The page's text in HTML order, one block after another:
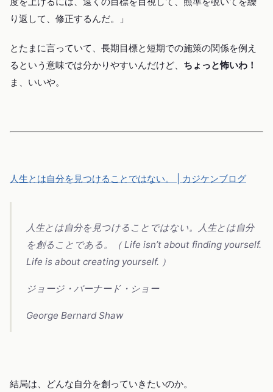
り返して、修正するんだ。」
とたまに言っていて、長期目標と短期での施策の関係を例え
るという意味では分かりやすいんだけど、 ちょっと怖いわ！
ま、いいや。
人生とは自分を見つけることではない。 | カジケンブログ
人生とは自分を見つけることではない。人生とは自分
を創ることである。（ Life isn’t about finding yourself.
Life is about creating yourself. ）
ジョージ・バーナード・ショー
George Bernard Shaw
結局は、どんな自分を創っていきたいのか。